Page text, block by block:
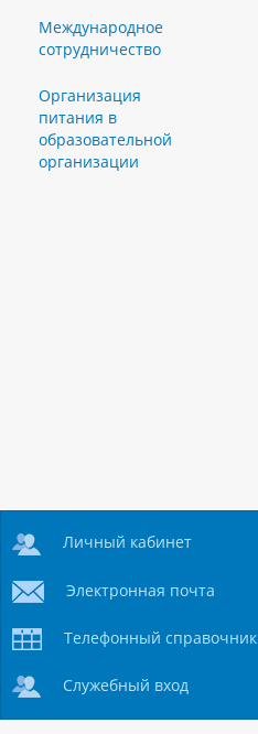
Международное
сотрудничество
Организация
питания в
образовательной
организации
Личный кабинет
Электронная почта
Телефонный справочник
Служебный вход